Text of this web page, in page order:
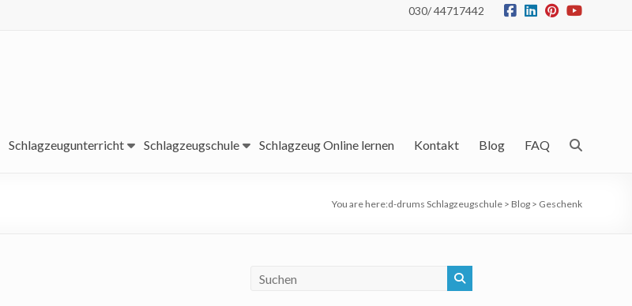
030/ 44717442
Schlagzeugunterricht Schlagzeugschule Schlagzeug Online lernen Kontakt Blog FAQ
You are here:d-drums Schlagzeugschule > Blog > Geschenk